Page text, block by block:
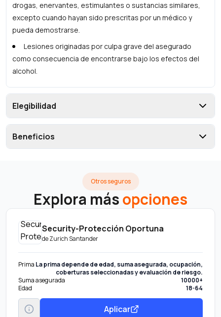
drogas, enervantes, estimulantes o sustancias similares,
excepto cuando hayan sido prescritas por un médico y
pueda demostrarse.
Lesiones originadas por culpa grave del asegurado
como consecuencia de encontrarse bajo los efectos del
alcohol.
Elegibilidad
Beneficios
Otros seguros
Explora másopciones
Security-Protección Oportuna
deZurich Santander
Prima La prima depende de edad, suma asegurada, ocupación,
coberturas seleccionadas y evaluación de riesgo.
Suma asegurada
10000+
Edad
18-64
Aplicar